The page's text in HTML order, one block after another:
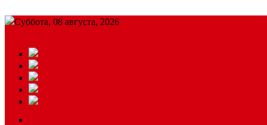
Суббота, 08 августа, 2026